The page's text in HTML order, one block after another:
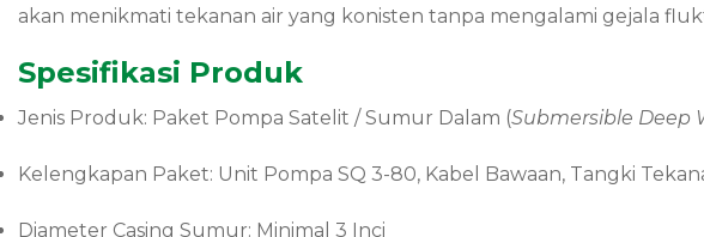
akan menikmati tekanan air yang konisten tanpa mengalami gejala
Spesifikasi Produk
Jenis Produk: Paket Pompa Satelit / Sumur Dalam (Submersible Deep
Kelengkapan Paket: Unit Pompa SQ 3-80, Kabel Bawaan, Tangki
Diameter Casing Sumur: Minimal 3 Inci